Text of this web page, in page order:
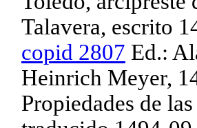
Talavera, escrito
copid 2807 Ed.:
Heinrich Meyer,
Propiedades de